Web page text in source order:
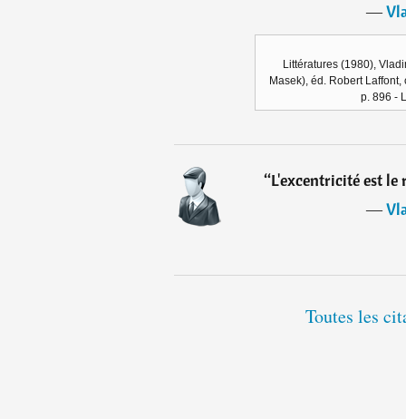
―
Littératures (1980),
Masek), éd. Robert
p. 896 -
“L'excentricité est le
―
Toutes les